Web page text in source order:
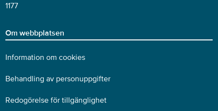
1177
Om webbplatsen
Information om cookies
Behandling av personuppgifter
Redogörelse för tillgänglighet